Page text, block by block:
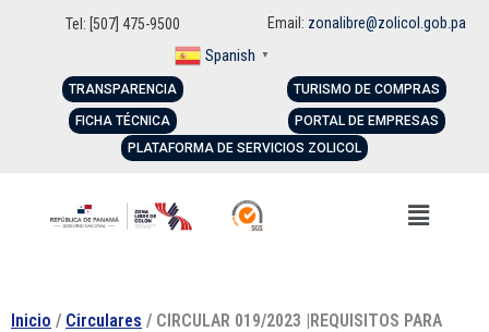
Tel: [507] 475-9500 Email: zonalibre@zolicol.gob.pa
Spanish ▼
TRANSPARENCIA
FICHA TÉCNICA
TURISMO DE COMPRAS
PORTAL DE EMPRESAS
PLATAFORMA DE SERVICIOS ZOLICOL
Inicio / Circulares / CIRCULAR 019/2023 |REQUISITOS PARA